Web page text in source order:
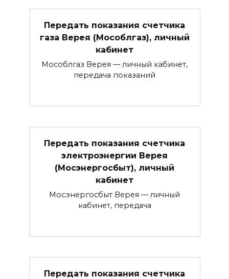
Передать показания счетчика
газа Верея (Мособлгаз), личный
кабинет
Мособлгаз Верея — личный кабинет,
передача показаний
Передать показания счетчика
электроэнергии Верея
(Мосэнергосбыт), личный
кабинет
Мосэнергосбыт Верея — личный
кабинет, передача
Передать показания счетчика